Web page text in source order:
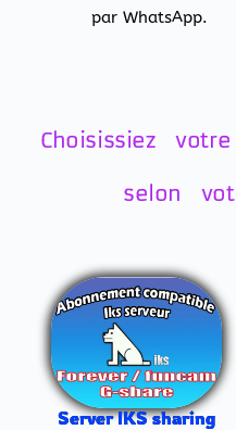
par WhatsApp.
Choisissiez
selon
Server IKS sharing